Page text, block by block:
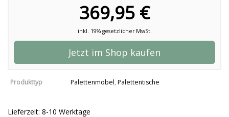
369,95 €
inkl. 19% gesetzlicher MwSt.
Jetzt im Shop kaufen
Produkttyp Palettenmöbel, Palettentische
Lieferzeit: 8-10 Werktage